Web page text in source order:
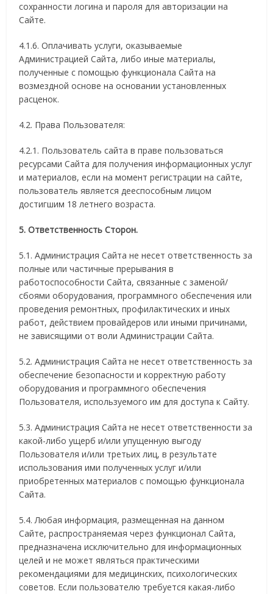
сохранности логина и пароля для авторизации на
Сайте.
4.1.6. Оплачивать услуги, оказываемые
Администрацией Сайта, либо иные материалы,
полученные с помощью функционала Сайта на
возмездной основе на основании установленных
расценок.
4.2. Права Пользователя:
4.2.1. Пользователь сайта в праве пользоваться
ресурсами Сайта для получения информационных услуг
и материалов, если на момент регистрации на сайте,
пользователь является дееспособным лицом
достигшим 18 летнего возраста.
5. Ответственность Сторон.
5.1. Администрация Сайта не несет ответственность за
полные или частичные прерывания в
работоспособности Сайта, связанные с заменой/
сбоями оборудования, программного обеспечения или
проведения ремонтных, профилактических и иных
работ, действием провайдеров или иными причинами,
не зависящими от воли Администрации Сайта.
5.2. Администрация Сайта не несет ответственность за
обеспечение безопасности и корректную работу
оборудования и программного обеспечения
Пользователя, используемого им для доступа к Сайту.
5.3. Администрация Сайта не несет ответственности за
какой-либо ущерб и/или упущенную выгоду
Пользователя и/или третьих лиц, в результате
использования ими полученных услуг и/или
приобретенных материалов с помощью функционала
Сайта.
5.4. Любая информация, размещенная на данном
Сайте, распространяемая через функционал Сайта,
предназначена исключительно для информационных
целей и не может являться практическими
рекомендациями для медицинских, психологических
советов. Если пользователю требуется какая-либо